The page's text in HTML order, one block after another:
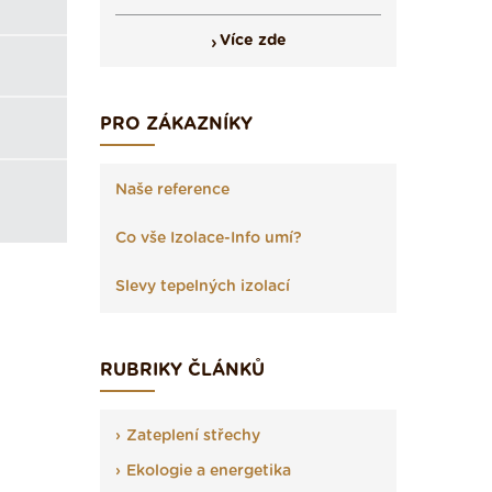
Více zde
PRO ZÁKAZNÍKY
Naše reference
Co vše Izolace-Info umí?
Slevy tepelných izolací
RUBRIKY ČLÁNKŮ
Zateplení střechy
Ekologie a energetika